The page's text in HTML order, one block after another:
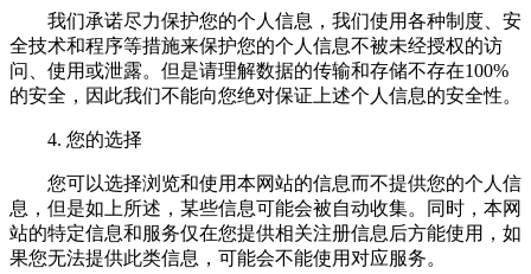
我们承诺尽力保护您的个人信息，我们使用各种制度、安
全技术和程序等措施来保护您的个人信息不被未经授权的访
问、使用或泄露。但是请理解数据的传输和存储不存在100%
的安全，因此我们不能向您绝对保证上述个人信息的安全性。
4. 您的选择
您可以选择浏览和使用本网站的信息而不提供您的个人信
息，但是如上所述，某些信息可能会被自动收集。同时，本网
站的特定信息和服务仅在您提供相关注册信息后方能使用，如
果您无法提供此类信息，可能会不能使用对应服务。